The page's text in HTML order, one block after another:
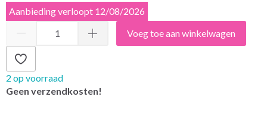
Aanbieding verloopt 12/08/2026
Voeg toe aan winkelwagen
2 op voorraad
Geen verzendkosten!